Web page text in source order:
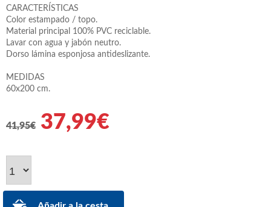
CARACTERÍSTICAS
Color estampado / topo.
Material principal 100% PVC reciclable.
Lavar con agua y jabón neutro.
Dorso lámina esponjosa antideslizante.
MEDIDAS
60x200 cm.
41,95€ 37,99€